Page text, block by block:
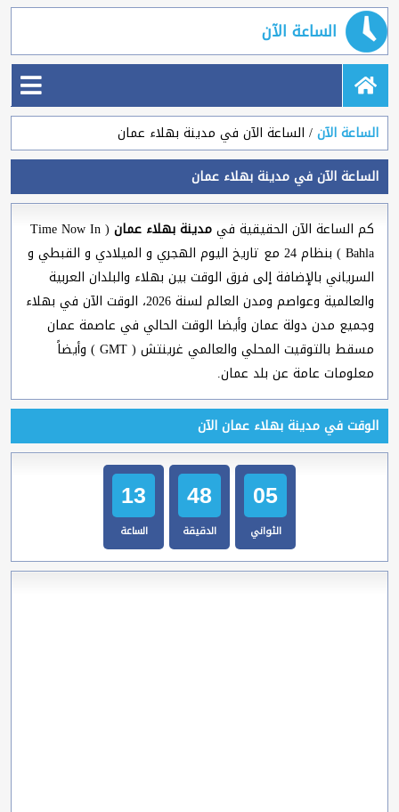
الساعة الآن
الساعة الآن الساعة الآن في مدينة بهلاء عمان
الساعة الآن في مدينة بهلاء عمان
كم الساعة الآن الحقيقية فيمدينة بهلاء عمان ( Time Now In
Bahla ) بنظام 24 مع تاريخ اليوم الهجري و الميلادي و القبطي و
السرياني بالإضافة إلى فرق الوقت بين بهلاء والبلدان العربية
والعالمية وعواصم ومدن العالم لسنة 2026، الوقت الآن في بهلاء
وجميع مدن دولة عمان وأيضا الوقت الحالي في عاصمة عمان
مسقط بالتوقيت المحلي والعالمي غرينتش ( GMT ) وأيضاً
معلومات عامة عن بلد عمان.
الوقت في مدينة بهلاء عمان الآن
13
الساعة
48
الدقيقة
06
الثواني